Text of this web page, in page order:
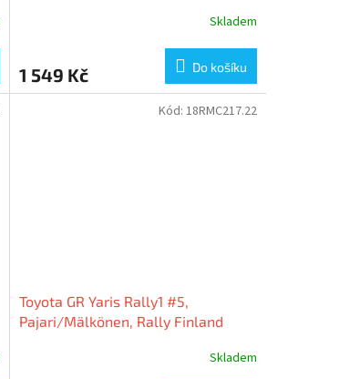
Skladem
1 549 Kč Do košíku
Toyota GR Yaris Rally1 #5,
Pajari/Mälkönen, Rally Finland
Skladem
Kód: 18RMC217.22